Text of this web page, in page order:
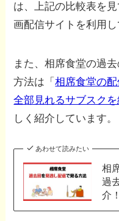
は、上記の比較表を
画配信サイトを利用し
また、相席食堂の過
方法は「相席食堂の
全部見れるサブスクを
しく紹介しています。
あわせて読みたい
相
過
介！